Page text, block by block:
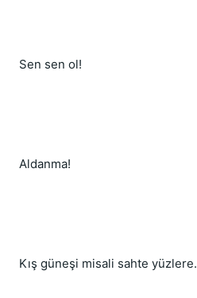
Sen sen ol!
Aldanma!
Kış güneşi misali sahte yüzlere.